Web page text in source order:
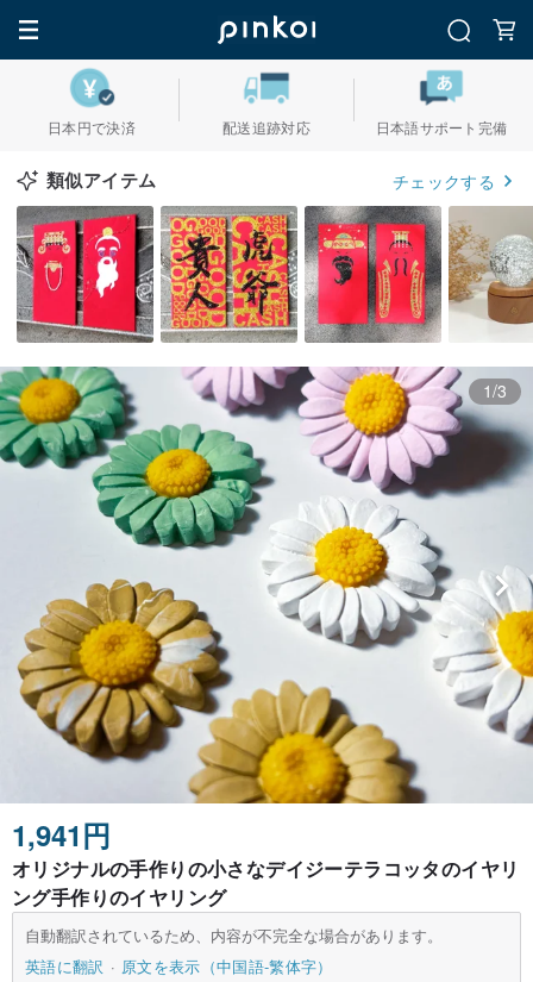
日本円で決済 配送追跡対応 日本語サポート完備
類似アイテム チェックする
1/3
1,941円
オリジナルの手作りの小さなデイジーテラコッタのイヤリ
ング手作りのイヤリング
自動翻訳されているため、内容が不完全な場合があります。
英語に翻訳
原文を表示（中国語-繁体字）